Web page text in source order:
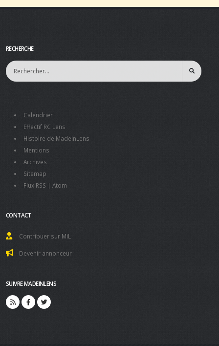
RECHERCHE
Calendrier
Effectif RC Lens
Histoire de MadeInLens
Mentions
Archives
Sitemap
Flux RSS | Atom
CONTACT
Contribuer sur MiL
Devenir annonceur
SUIVRE MADEINLENS